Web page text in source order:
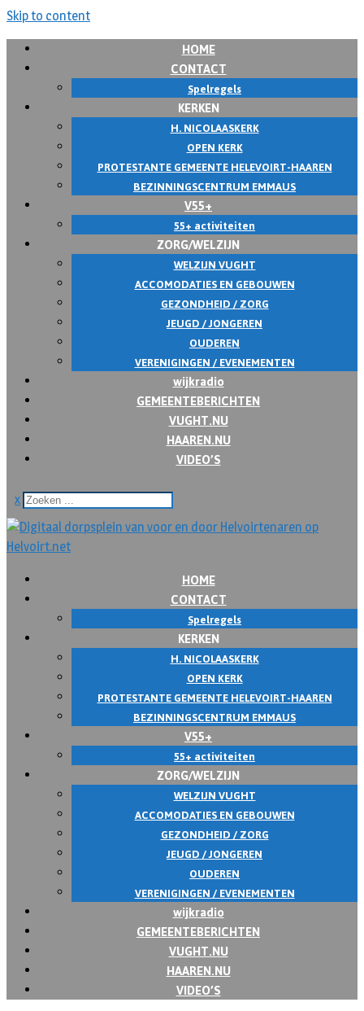
Skip to content
HOME
CONTACT
Spelregels
KERKEN
H. NICOLAASKERK
OPEN KERK
PROTESTANTE GEMEENTE HELEVOIRT-HAAREN
BEZINNINGSCENTRUM EMMAUS
V55+
55+ activiteiten
ZORG/WELZIJN
WELZIJN VUGHT
ACCOMODATIES EN GEBOUWEN
GEZONDHEID / ZORG
JEUGD / JONGEREN
OUDEREN
VERENIGINGEN / EVENEMENTEN
wijkradio
GEMEENTEBERICHTEN
VUGHT.NU
HAAREN.NU
VIDEO’S
x
HOME
CONTACT
Spelregels
KERKEN
H. NICOLAASKERK
OPEN KERK
PROTESTANTE GEMEENTE HELEVOIRT-HAAREN
BEZINNINGSCENTRUM EMMAUS
V55+
55+ activiteiten
ZORG/WELZIJN
WELZIJN VUGHT
ACCOMODATIES EN GEBOUWEN
GEZONDHEID / ZORG
JEUGD / JONGEREN
OUDEREN
VERENIGINGEN / EVENEMENTEN
wijkradio
GEMEENTEBERICHTEN
VUGHT.NU
HAAREN.NU
VIDEO’S